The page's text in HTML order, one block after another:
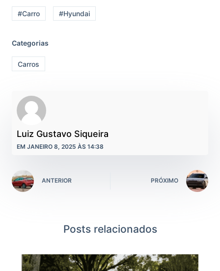
#Carro #Hyundai
Categorias
Carros
Luiz Gustavo Siqueira
EM JANEIRO 8, 2025 ÀS 14:38
ANTERIOR PRÓXIMO
Posts relacionados